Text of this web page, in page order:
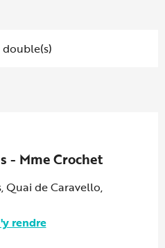
double(s)
- Mme Crochet
Quai de Caravello,
rendre